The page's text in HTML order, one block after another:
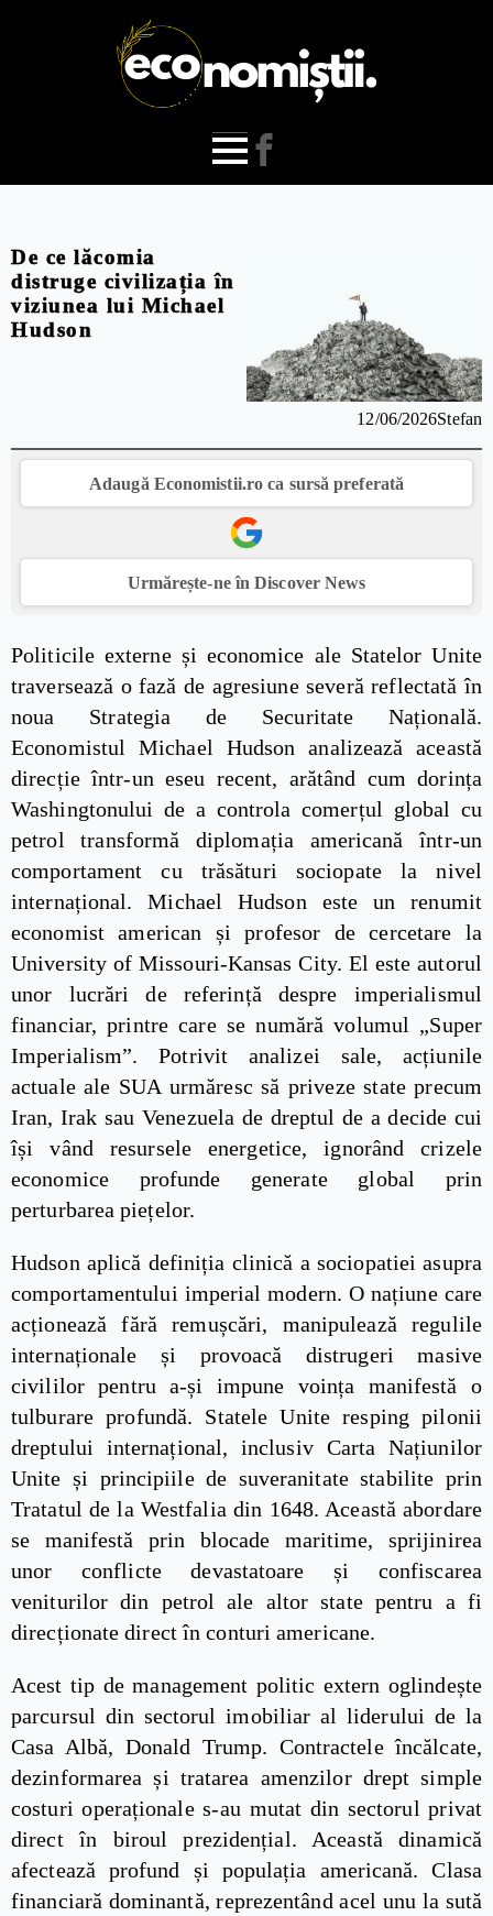
De ce lăcomia
distruge civilizația în
viziunea lui Michael
Hudson
12/06/2026Stefan
Adaugă Economistii.ro ca sursă preferată
Urmărește-ne în Discover News
Politicile externe și economice ale Statelor Unite
traversează o fază de agresiune severă reflectată în
noua Strategia de Securitate Națională.
Economistul Michael Hudson analizează această
direcție într-un eseu recent, arătând cum dorința
Washingtonului de a controla comerțul global cu
petrol transformă diplomația americană într-un
comportament cu trăsături sociopate la nivel
internațional. Michael Hudson este un renumit
economist american și profesor de cercetare la
University of Missouri-Kansas City. El este autorul
unor lucrări de referință despre imperialismul
financiar, printre care se numără volumul „Super
Imperialism”. Potrivit analizei sale, acțiunile
actuale ale SUA urmăresc să priveze state precum
Iran, Irak sau Venezuela de dreptul de a decide cui
își vând resursele energetice, ignorând crizele
economice profunde generate global prin
perturbarea piețelor.
Hudson aplică definiția clinică a sociopatiei asupra
comportamentului imperial modern. O națiune care
acționează fără remușcări, manipulează regulile
internaționale și provoacă distrugeri masive
civililor pentru a-și impune voința manifestă o
tulburare profundă. Statele Unite resping pilonii
dreptului internațional, inclusiv Carta Națiunilor
Unite și principiile de suveranitate stabilite prin
Tratatul de la Westfalia din 1648. Această abordare
se manifestă prin blocade maritime, sprijinirea
unor conflicte devastatoare și confiscarea
veniturilor din petrol ale altor state pentru a fi
direcționate direct în conturi americane.
Acest tip de management politic extern oglindește
parcursul din sectorul imobiliar al liderului de la
Casa Albă, Donald Trump. Contractele încălcate,
dezinformarea și tratarea amenzilor drept simple
costuri operaționale s-au mutat din sectorul privat
direct în biroul prezidențial. Această dinamică
afectează profund și populația americană. Clasa
financiară dominantă, reprezentând acel unu la sută